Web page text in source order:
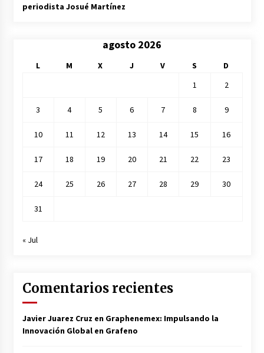
periodista Josué Martínez
agosto 2026
L M X J V S
D
1
2
3 4 5 6 7 8 9
10 11 12 13 14 15 16
17 18 19 20 21 22 23
24 25 26 27 28 29 30
31
« Jul
Comentarios recientes
Javier Juarez Cruz en Graphenemex: Impulsando la
Innovación Global en Grafeno